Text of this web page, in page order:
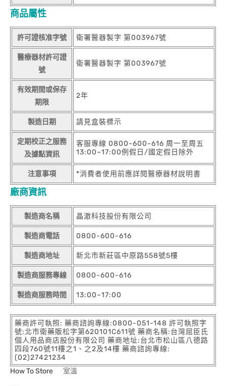
商品屬性
許可證核准字號 衛署醫器製字 第003967號
醫療器材許可證
號
衛署醫器製字 第003967號
有效期間或保存
期限
2年
製造日期 請見盒裝標示
定期校正之服務
及據點資訊
客服專線 0800-600-616 周一至周五
13:00~17:00例假日/國定假日除外
注意事項 *消費者使用前應詳閱醫療器材說明書
廠商資訊
製造商名稱 晶澈科技股份有限公司
製造商電話 0800-600-616
製造商地址 新北市新莊區中原路558號5樓
製造商服務專線 0800-600-616
製造商服務時間 13:00~17:00
藥商許可執照: 藥商諮詢專線:0800-051-148 許可執照字
號:北市衛藥販松字第620101C611號 藥商名稱:台灣屈臣氏
個人用品商店股份有限公司 藥商地址:台北市松山區八德路
四段760號11樓之1、之2及14樓 藥商諮詢專線:
(02)27421234
How To Store
室溫